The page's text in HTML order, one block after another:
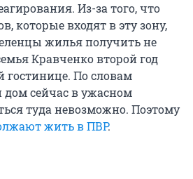
Из-за того, что
которые входят в эту зону,
жилья получить не
Кравченко второй год
гостинице. По словам
дом сейчас в ужасном
туда невозможно. Поэтому
жить в ПВР.